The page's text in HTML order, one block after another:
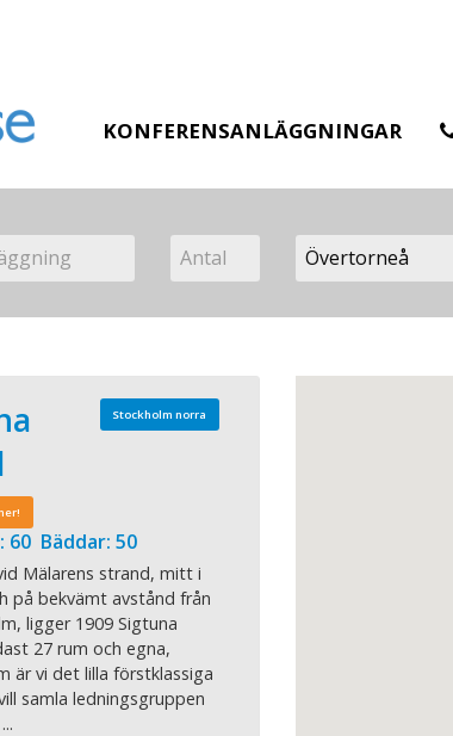
KONFERENSANLÄGGNINGAR
Stockholm norra
Bäddar: 50
Mälarens strand, mitt i
på bekvämt avstånd från
ligger 1909 Sigtuna
27 rum och egna,
är vi det lilla förstklassiga
samla ledningsgruppen